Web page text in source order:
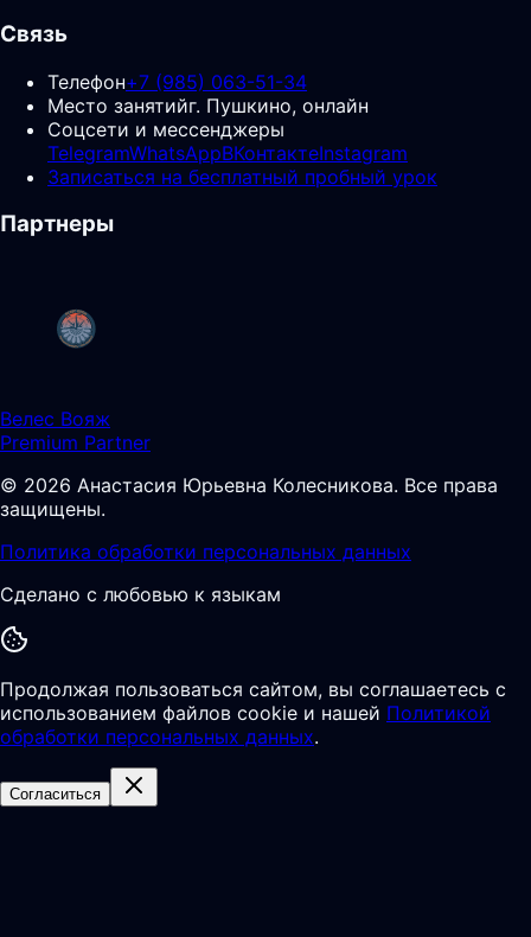
Связь
Телефон+7 (985) 063-51-34
Место занятийг. Пушкино, онлайн
Соцсети и мессенджеры
TelegramWhatsAppВКонтактеInstagram
Записаться на бесплатный пробный урок
Партнеры
Велес Вояж
Premium Partner
© 2026 Анастасия Юрьевна Колесникова. Все права
защищены.
Политика обработки персональных данных
Сделано с любовью к языкам
Продолжая пользоваться сайтом, вы соглашаетесь с
использованием файлов cookie и нашей Политикой
обработки персональных данных.
Согласиться